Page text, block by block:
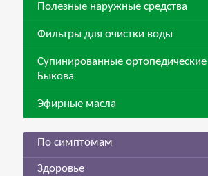
Полезные наружные средства
Фильтры для очистки воды
Супинированные ортопедические
Быкова
Эфирные масла
По симптомам
Здоровье